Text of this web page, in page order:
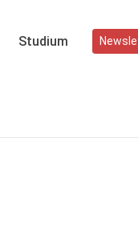
Studium